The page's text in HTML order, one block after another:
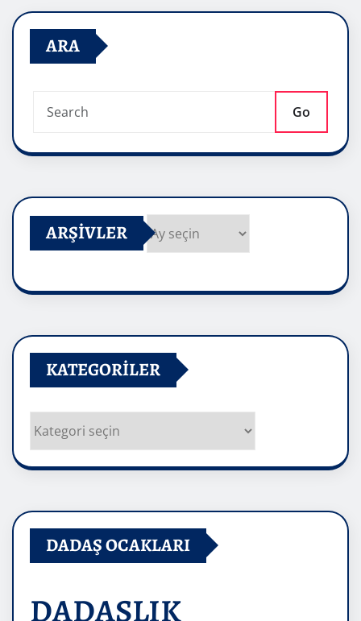
ARA
Go
ARŞIVLER
KATEGORILER
Kategoriler
DADAŞ OCAKLARI
DADAŞLIK